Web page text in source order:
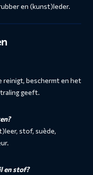
en (kunst)leder.
reinigt, beschermt en het
geeft.
stof, suède,
en stof?